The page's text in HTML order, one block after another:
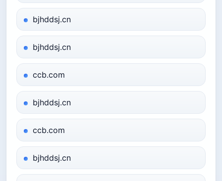
bjhddsj.cn
bjhddsj.cn
ccb.com
bjhddsj.cn
ccb.com
bjhddsj.cn